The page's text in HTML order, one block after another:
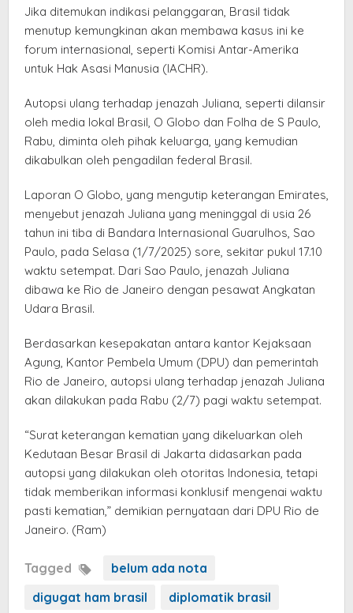
Jika ditemukan indikasi pelanggaran, Brasil tidak
menutup kemungkinan akan membawa kasus ini ke
forum internasional, seperti Komisi Antar-Amerika
untuk Hak Asasi Manusia (IACHR).
Autopsi ulang terhadap jenazah Juliana, seperti dilansir
oleh media lokal Brasil, O Globo dan Folha de S Paulo,
Rabu, diminta oleh pihak keluarga, yang kemudian
dikabulkan oleh pengadilan federal Brasil.
Laporan O Globo, yang mengutip keterangan Emirates,
menyebut jenazah Juliana yang meninggal di usia 26
tahun ini tiba di Bandara Internasional Guarulhos, Sao
Paulo, pada Selasa (1/7/2025) sore, sekitar pukul 17.10
waktu setempat. Dari Sao Paulo, jenazah Juliana
dibawa ke Rio de Janeiro dengan pesawat Angkatan
Udara Brasil.
Berdasarkan kesepakatan antara kantor Kejaksaan
Agung, Kantor Pembela Umum (DPU) dan pemerintah
Rio de Janeiro, autopsi ulang terhadap jenazah Juliana
akan dilakukan pada Rabu (2/7) pagi waktu setempat.
“Surat keterangan kematian yang dikeluarkan oleh
Kedutaan Besar Brasil di Jakarta didasarkan pada
autopsi yang dilakukan oleh otoritas Indonesia, tetapi
tidak memberikan informasi konklusif mengenai waktu
pasti kematian,” demikian pernyataan dari DPU Rio de
Janeiro. (Ram)
Tagged
belum ada nota
digugat ham brasil
diplomatik brasil